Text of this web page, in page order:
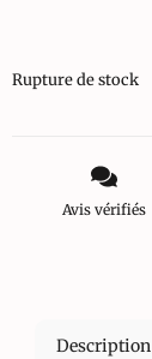
Rupture de stock
Avis vérifiés
Description